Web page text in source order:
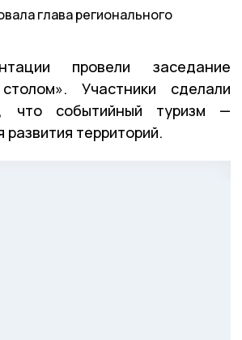
глава регионального
провели заседание
Участники сделали
что событийный туризм —
развития территорий.